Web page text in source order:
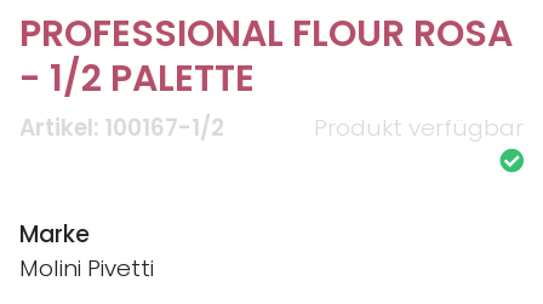
PROFESSIONAL FLOUR ROSA
- 1/2 PALETTE
Artikel: 100167-1/2 Produkt verfügbar
Marke
Molini Pivetti